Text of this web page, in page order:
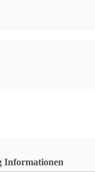
Informationen